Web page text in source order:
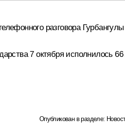
разговора
7 октября исполнилось
Опубликован в разделе: